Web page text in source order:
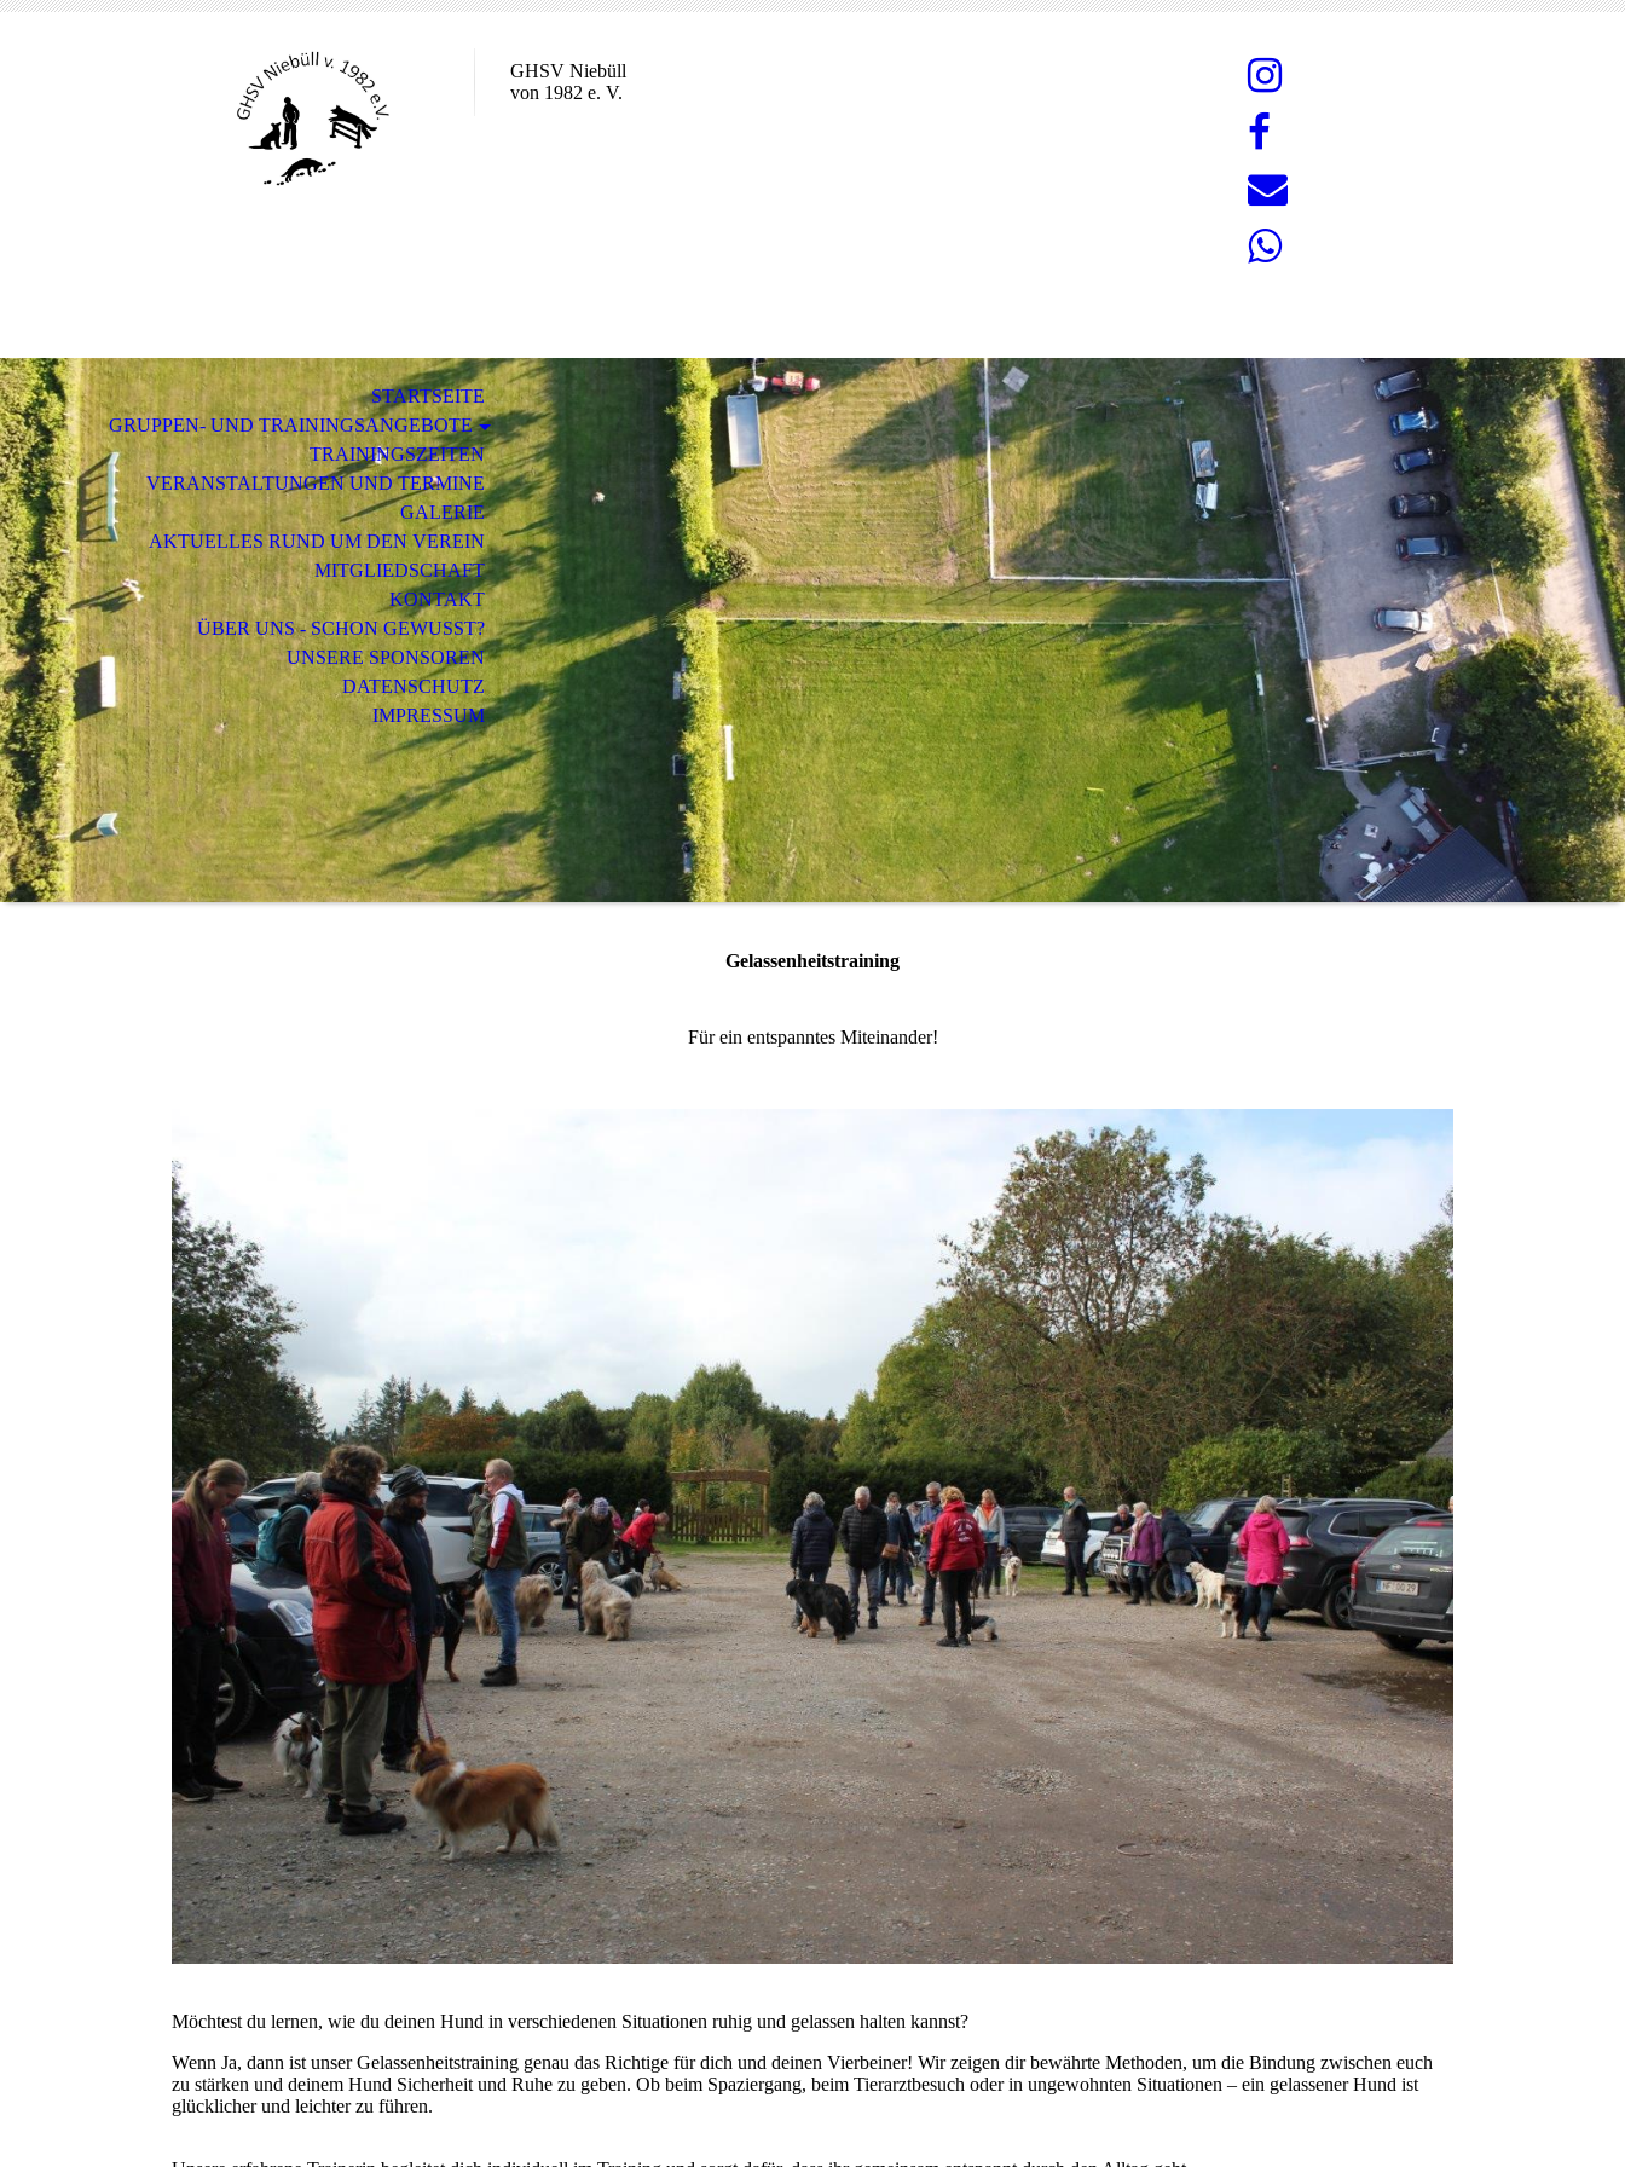
GHSV Niebüll
von 1982 e. V.
STARTSEITE
GRUPPEN- UND TRAININGSANGEBOTE
TRAININGSZEITEN
VERANSTALTUNGEN UND TERMINE
GALERIE
AKTUELLES RUND UM DEN VEREIN
MITGLIEDSCHAFT
KONTAKT
ÜBER UNS - SCHON GEWUSST?
UNSERE SPONSOREN
DATENSCHUTZ
IMPRESSUM
Gelassenheitstraining
Für ein entspanntes Miteinander!
Möchtest du lernen, wie du deinen Hund in verschiedenen Situationen ruhig und gelassen halten kannst?
Wenn Ja, dann ist unser Gelassenheitstraining genau das Richtige für dich und deinen Vierbeiner! Wir zeigen dir bewährte Methoden, um die Bindung zwischen euch
zu stärken und deinem Hund Sicherheit und Ruhe zu geben. Ob beim Spaziergang, beim Tierarztbesuch oder in ungewohnten Situationen – ein gelassener Hund ist
glücklicher und leichter zu führen.